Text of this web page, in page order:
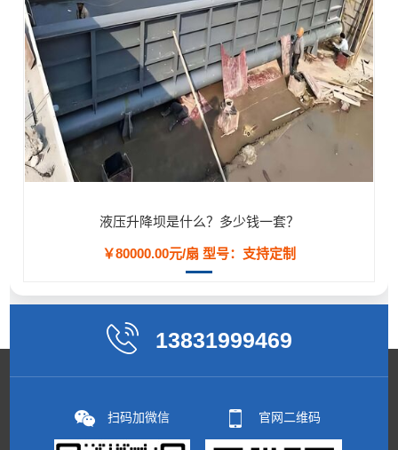
液压升降坝是什么？多少钱一套？
￥80000.00元/扇 型号：支持定制
13831999469
扫码加微信 官网二维码